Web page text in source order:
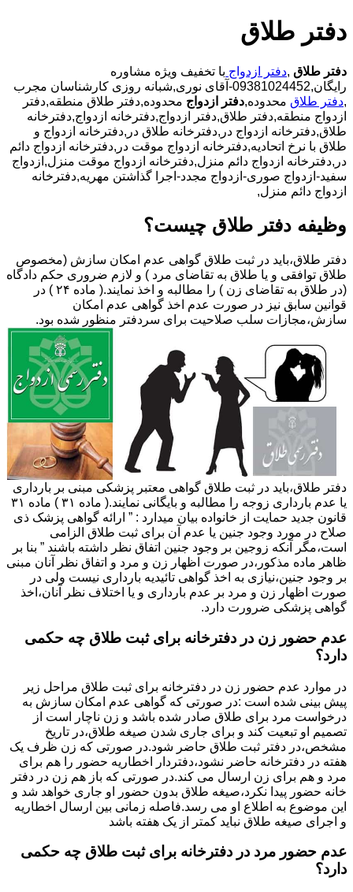
دفتر طلاق
دفتر طلاق ,دفتر ازدواج با تخفیف ویژه مشاوره
رایگان,09381024452-آقای نوری,شبانه روزی کارشناسان مجرب
,دفتر طلاق محدوده,دفتر ازدواج محدوده,دفتر طلاق منطقه,دفتر
ازدواج منطقه,دفتر طلاق,دفتر ازدواج,دفترخانه ازدواج,دفترخانه
طلاق,دفترخانه ازدواج در,دفترخانه طلاق در,دفترخانه ازدواج و
طلاق با نرخ اتحادیه,دفترخانه ازدواج موقت در,دفترخانه ازدواج دائم
در,دفترخانه ازدواج دائم منزل,دفترخانه ازدواج موقت منزل,ازدواج
سفید-ازدواج صوری-ازدواج مجدد-اجرا گذاشتن مهریه,دفترخانه
ازدواج دائم منزل,
وظیفه دفتر طلاق چیست؟
دفتر طلاق،باید در ثبت طلاق گواهی عدم امکان سازش (مخصوص
طلاق توافقی و یا طلاق به تقاضای مرد ) و لازم ضروری حکم دادگاه
(در طلاق به تقاضای زن ) را مطالبه و اخذ نمایند.( ماده ۲۴ ) در
قوانین سابق نیز در صورت عدم اخذ گواهی عدم امکان
سازش،مجازات سلب صلاحیت برای سردفتر منظور شده بود.
دفتر طلاق،باید در ثبت طلاق گواهی معتبر پزشکی مبنی بر بارداری
یا عدم بارداری زوجه را مطالبه و بایگانی نمایند.( ماده ۳۱ ) ماده ۳۱
قانون جدید حمایت از خانواده بیان میدارد : ” ارائه گواهی پزشک ذی
صلاح در مورد وجود جنین یا عدم آن برای ثبت طلاق الزامی
است،مگر آنکه زوجین بر وجود جنین اتفاق نظر داشته باشند ” بنا بر
ظاهر ماده مذکور،در صورت اظهار زن و مرد و اتفاق نظر آنان مبنی
بر وجود جنین،نیازی به اخذ گواهی تائیدیه بارداری نیست ولی در
صورت اظهار زن و مرد بر عدم بارداری و یا اختلاف نظر آنان،اخذ
گواهی پزشکی ضرورت دارد.
عدم حضور زن در دفترخانه برای ثبت طلاق چه حکمی
دارد؟
در موارد عدم حضور زن در دفترخانه برای ثبت طلاق مراحل زیر
پیش بینی شده است :در صورتی که گواهی عدم امکان سازش به
درخواست مرد برای طلاق صادر شده باشد و زن ناچار است از
تصمیم او تبعیت کند و برای جاری شدن صیغه طلاق،در تاریخ
مشخص،در دفتر ثبت طلاق حاضر شود.در صورتی که زن ظرف یک
هفته در دفترخانه حاضر نشود،دفتردار اخطاریه حضور را هم برای
مرد و هم برای زن ارسال می کند.در صورتی که باز هم زن در دفتر
خانه حضور پیدا نکرد،صیغه طلاق بدون حضور او جاری خواهد شد و
این موضوع به اطلاع او می رسد.فاصله زمانی بین ارسال اخطاریه
و اجرای صیغه طلاق نباید کمتر از یک هفته باشد
عدم حضور مرد در دفترخانه برای ثبت طلاق چه حکمی
دارد؟